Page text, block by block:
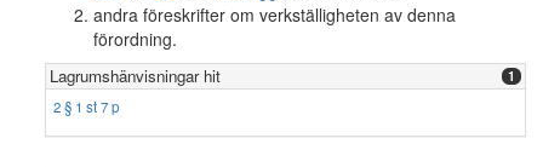
andra föreskrifter om verkställigheten av denna
förordning.
Lagrumshänvisningar hit 1
2 § 1 st 7 p